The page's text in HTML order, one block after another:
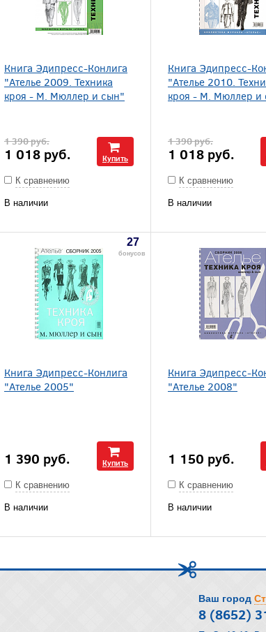
Книга Эдипресс-Конлига
"Ателье 2009. Техника
кроя - М. Мюллер и сын"
1 390руб.
1 018 руб. Купить
К сравнению
В наличии
Книга Эдипресс-
"Ателье 2010.
кроя - М. Мюллер и
1 390руб.
1 018 руб.
К сравнению
В наличии
27
бонусов
Книга Эдипресс-Конлига
"Ателье 2005"
1 390 руб. Купить
К сравнению
В наличии
Книга Эдипресс-
"Ателье 2008"
1 150 руб.
К сравнению
В наличии
Ваш город
8 (8652)